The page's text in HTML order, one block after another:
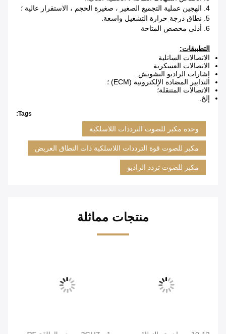
4. الهجين عملية التجميع الصغير ، صغيرة الحجم ، الاستقرار عالية ؛
5. نطاق درجة حرارة التشغيل واسعة.
6. أدلى مخصص المتاحة
التطبيقات:
الاتصالات الساتلية
الاتصالات العسكرية
إشارات الراديو التشويش.
التدابير المضادة الإلكترونية (ECM) ؛
الاتصالات المتنقلة؛
إلخ.
Tags:
وحدة مكبر للصوت الترددات اللاسلكية
مكبر للصوت قوة الترددات اللاسلكية ذات النطاق العريض
مكبر للصوت تردد الراديو
منتجات مماثلة